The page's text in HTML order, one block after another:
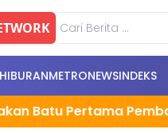
HIBURANMETRONEWSINDEKS